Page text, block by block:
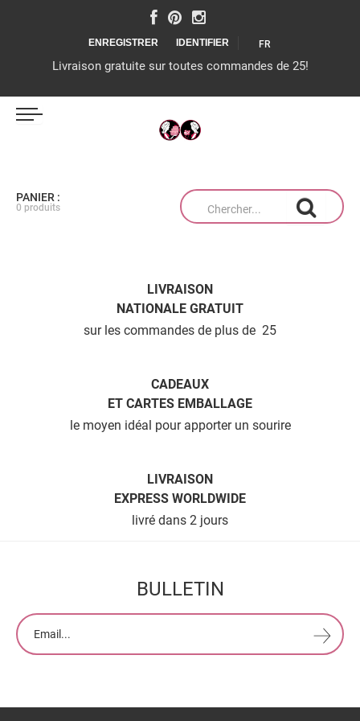
Livraison gratuite sur toutes commandes de 25!
ENREGISTRER IDENTIFIER FR
IJS MAGAZIJN
PANIER :
0 produits
LIVRAISON
NATIONALE GRATUIT
sur les commandes de plus de  25
CADEAUX
ET CARTES EMBALLAGE
le moyen idéal pour apporter un sourire
LIVRAISON
EXPRESS WORLDWIDE
livré dans 2 jours
BULLETIN